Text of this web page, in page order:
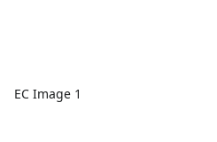
EC Image 1